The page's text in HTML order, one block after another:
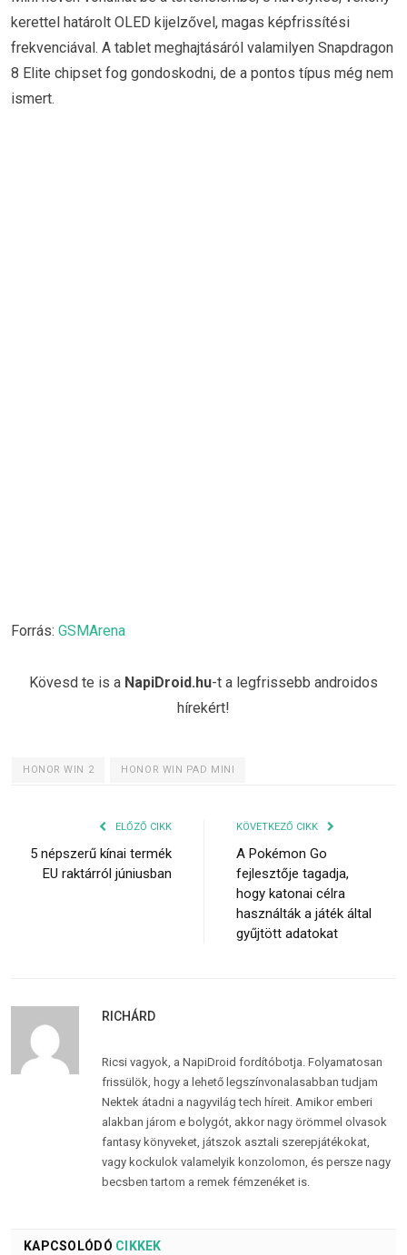
kerettel határolt OLED kijelzővel, magas képfrissítési
frekvenciával. A tablet meghajtásáról valamilyen Snapdragon
8 Elite chipset fog gondoskodni, de a pontos típus még nem
ismert.
Forrás: GSMArena
Kövesd te is a NapiDroid.hu-t a legfrissebb androidos
hírekért!
HONOR WIN 2 HONOR WIN PAD MINI
ELŐZŐ CIKK
5 népszerű kínai termék
EU raktárról júniusban
KÖVETKEZŐ CIKK
A Pokémon Go
fejlesztője tagadja,
hogy katonai célra
használták a játék által
gyűjtött adatokat
RICHÁRD
Ricsi vagyok, a NapiDroid fordítóbotja. Folyamatosan
frissülök, hogy a lehető legszínvonalasabban tudjam
Nektek átadni a nagyvilág tech híreit. Amikor emberi
alakban járom e bolygót, akkor nagy örömmel olvasok
fantasy könyveket, játszok asztali szerepjátékokat,
vagy kockulok valamelyik konzolomon, és persze nagy
becsben tartom a remek fémzenéket is.
KAPCSOLÓDÓ CIKKEK